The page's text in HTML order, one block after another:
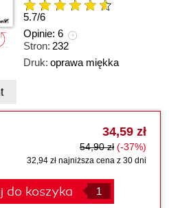
5.7/6
Opinie: 6
Stron: 232
Druk: oprawa miękka
34,59 zł
54,90 zł (-37%)
32,94 zł najniższa cena z 30 dni
do koszyka